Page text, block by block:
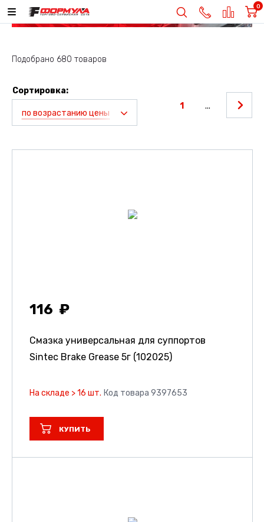
0
Подобрано 680 товаров
Сортировка:
по возрастанию цены
1 ...
116
Смазка универсальная для суппортов
Sintec Brake Grease 5г (102025)
На складе > 16 шт. Код товара 9397653
КУПИТЬ